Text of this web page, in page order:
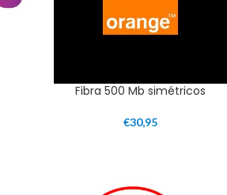
Fibra 500 Mb simétricos
€30,95